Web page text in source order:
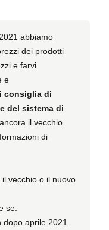
abbiamo
dei prodotti
e farvi
e
consiglia di
del sistema di
il vecchio
di
vecchio o il nuovo
se:
aprile 2021